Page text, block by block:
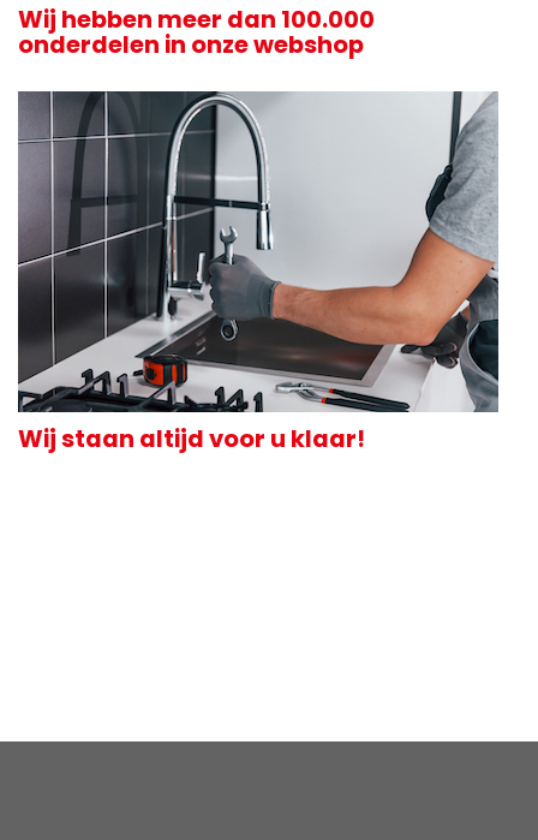
Wij hebben meer dan 100.000
onderdelen in onze webshop
Wij staan altijd voor u klaar!